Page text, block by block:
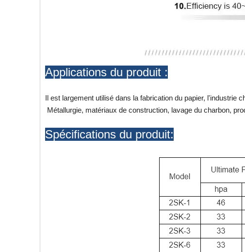
Applications du produit :
Il est largement utilisé dans la fabrication du papier, l'industrie
Métallurgie, matériaux de construction, lavage du charbon,
Spécifications du produit: